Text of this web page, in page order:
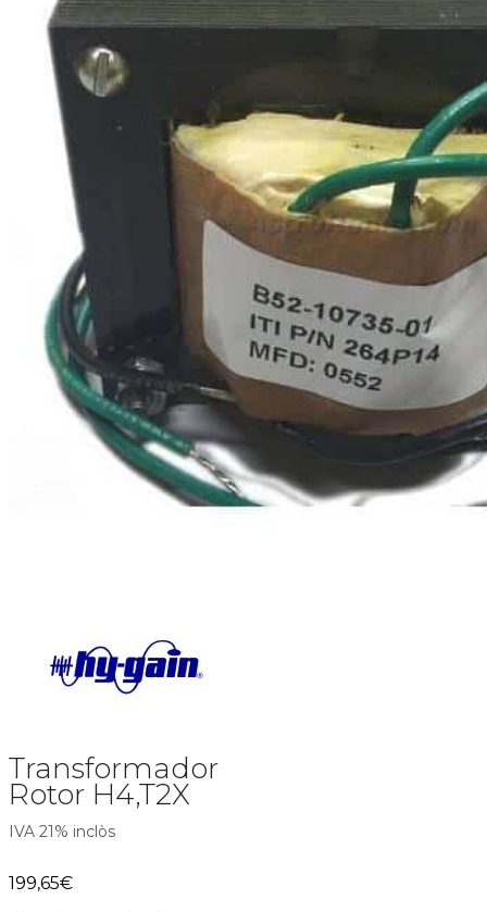
Transformador
Rotor H4,T2X
IVA 21% inclòs
199,65€